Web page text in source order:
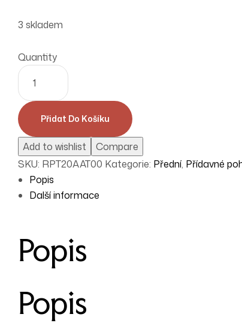
3 skladem
Quantity
Přidat Do Košíku
Add to wishlist
Compare
SKU: RPT20AAT00 Kategorie: Přední, Přídavné
Popis
Další informace
Popis
Popis